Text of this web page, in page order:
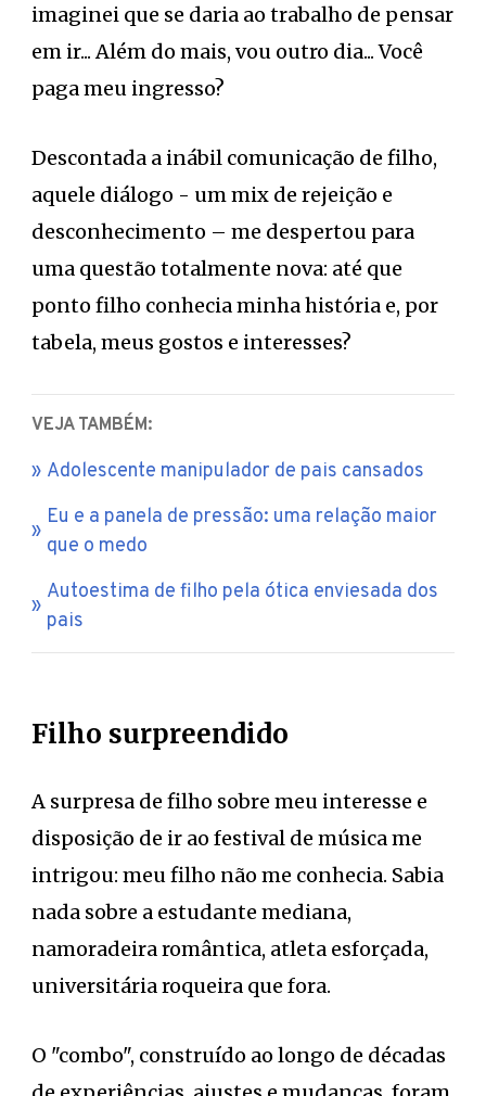
imaginei que se daria ao trabalho de pensar
em ir... Além do mais, vou outro dia... Você
paga meu ingresso?
Descontada a inábil comunicação de filho,
aquele diálogo - um mix de rejeição e
desconhecimento – me despertou para
uma questão totalmente nova: até que
ponto filho conhecia minha história e, por
tabela, meus gostos e interesses?
VEJA TAMBÉM:
Adolescente manipulador de pais cansados
Eu e a panela de pressão: uma relação maior
que o medo
Autoestima de filho pela ótica enviesada dos
pais
Filho surpreendido
A surpresa de filho sobre meu interesse e
disposição de ir ao festival de música me
intrigou: meu filho não me conhecia. Sabia
nada sobre a estudante mediana,
namoradeira romântica, atleta esforçada,
universitária roqueira que fora.
O "combo", construído ao longo de décadas